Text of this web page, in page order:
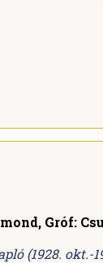
Gróf:
(1928. okt.-